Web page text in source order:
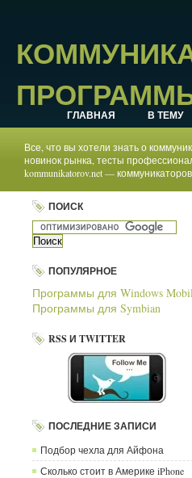
ГЛАВНАЯ В ТЕМУ
Все, что вы хотели знать о
новинок рынка, тесты
kommunikatorov.net —
ПОИСК
ПОПУЛЯРНОЕ
Программы для Windows
Программы для Symbian
RSS И TWITTER
ПОСЛЕДНИЕ ЗАПИСИ
Подбор чехла для Айфона
Сколько стоит в Америке iPhone